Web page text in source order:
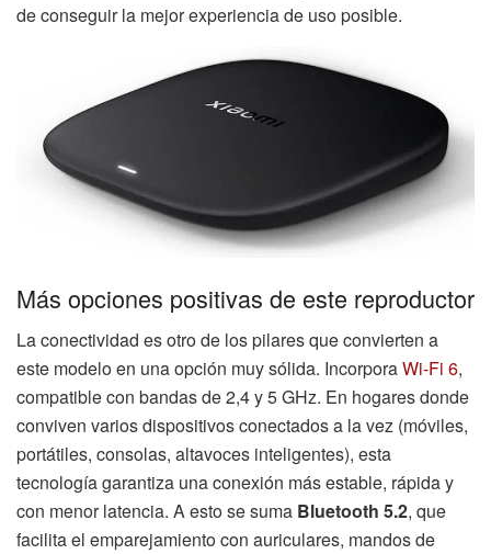
de conseguir la mejor experiencia de uso posible.
Más opciones positivas de este reproductor
La conectividad es otro de los pilares que convierten a
este modelo en una opción muy sólida. IncorporaWi-Fi 6,
compatible con bandas de 2,4 y 5 GHz. En hogares donde
conviven varios dispositivos conectados a la vez (móviles,
portátiles, consolas, altavoces inteligentes), esta
tecnología garantiza una conexión más estable, rápida y
con menor latencia. A esto se suma Bluetooth 5.2, que
facilita el emparejamiento con auriculares, mandos de